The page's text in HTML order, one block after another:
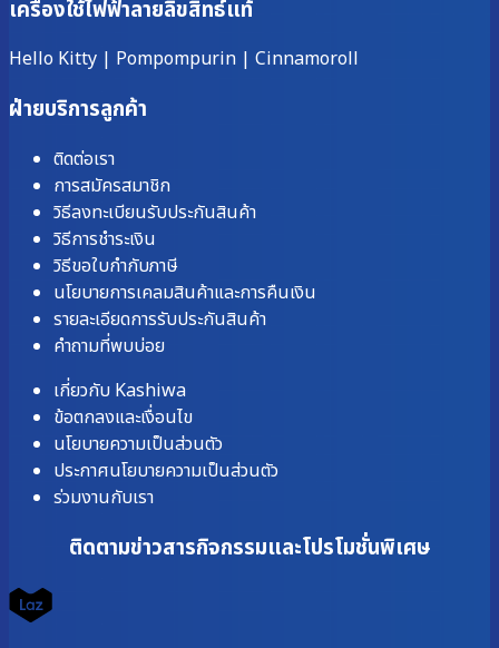
เครื่องใช้ไฟฟ้าลายลิขสิทธ์แท้
Hello Kitty | Pompompurin | Cinnamoroll
ฝ่ายบริการลูกค้า
ติดต่อเรา
การสมัครสมาชิก
วิธีลงทะเบียนรับประกันสินค้า
วิธีการชำระเงิน
วิธีขอใบกำกับภาษี
นโยบายการเคลมสินค้าและการคืนเงิน
รายละเอียดการรับประกันสินค้า
คำถามที่พบบ่อย
เกี่ยวกับ Kashiwa
ข้อตกลงและเงื่อนไข
นโยบายความเป็นส่วนตัว
ประกาศนโยบายความเป็นส่วนตัว
ร่วมงานกับเรา
ติดตามข่าวสารกิจกรรมและโปรโมชั่นพิเศษ